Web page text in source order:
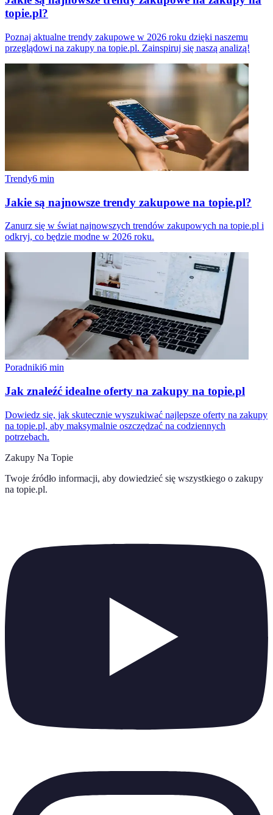
topie.pl?
Poznaj aktualne trendy zakupowe w 2026 roku dzięki naszemu
przeglądowi na zakupy na topie.pl. Zainspiruj się naszą analizą!
Trendy6 min
Jakie są najnowsze trendy zakupowe na topie.pl?
Zanurz się w świat najnowszych trendów zakupowych na topie.pl i
odkryj, co będzie modne w 2026 roku.
Poradniki6 min
Jak znaleźć idealne oferty na zakupy na topie.pl
Dowiedz się, jak skutecznie wyszukiwać najlepsze oferty na zakupy
na topie.pl, aby maksymalnie oszczędzać na codziennych
potrzebach.
Zakupy Na Topie
Twoje źródło informacji, aby dowiedzieć się wszystkiego o zakupy
na topie.pl.